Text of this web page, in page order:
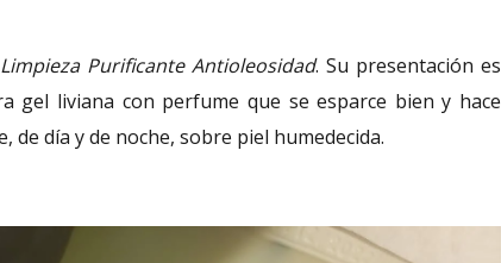
Limpieza Purificante Antioleosidad. Su presentación es
gel liviana con perfume que se esparce bien y hace
de día y de noche, sobre piel humedecida.